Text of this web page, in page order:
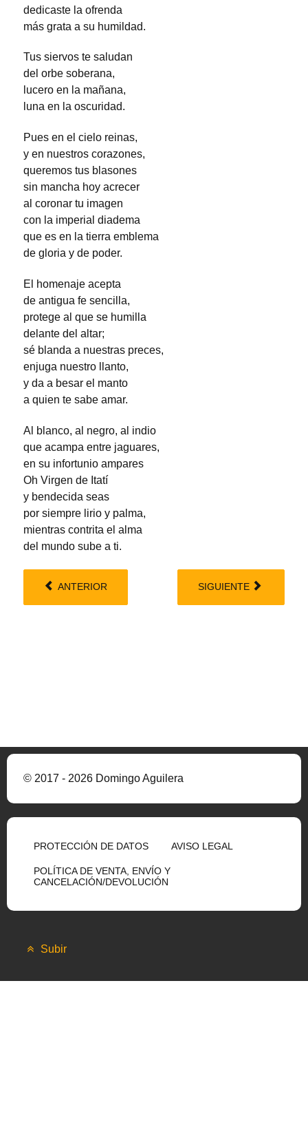
dedicaste la ofrenda
más grata a su humildad.
Tus siervos te saludan
del orbe soberana,
lucero en la mañana,
luna en la oscuridad.
Pues en el cielo reinas,
y en nuestros corazones,
queremos tus blasones
sin mancha hoy acrecer
al coronar tu imagen
con la imperial diadema
que es en la tierra emblema
de gloria y de poder.
El homenaje acepta
de antigua fe sencilla,
protege al que se humilla
delante del altar;
sé blanda a nuestras preces,
enjuga nuestro llanto,
y da a besar el manto
a quien te sabe amar.
Al blanco, al negro, al indio
que acampa entre jaguares,
en su infortunio ampares
Oh Virgen de Itatí
y bendecida seas
por siempre lirio y palma,
mientras contrita el alma
del mundo sube a ti.
ANTERIOR SIGUIENTE
© 2017 - 2026 Domingo Aguilera
PROTECCIÓN DE DATOS AVISO LEGAL
POLÍTICA DE VENTA, ENVÍO Y
CANCELACIÓN/DEVOLUCIÓN
Subir